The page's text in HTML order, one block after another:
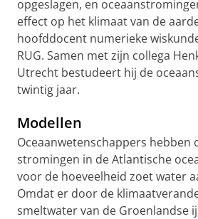
opgeslagen, en
effect op het klimaat van de
hoofddocent numerieke
RUG. Samen met zijn collega
Utrecht bestudeert hij de
twintig jaar.
Modellen
Oceaanwetenschappers hebben
stromingen in de Atlantische
voor de hoeveelheid zoet water
Omdat er door de
smeltwater van de Groenlandse